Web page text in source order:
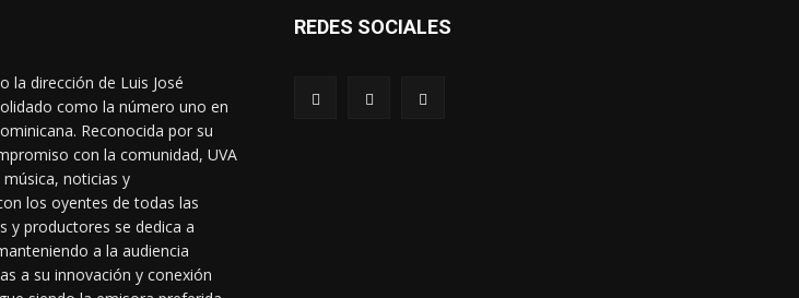
la dirección de Luis José
como la número uno en
Reconocida por su
con la comunidad, UVA
noticias y
los oyentes de todas las
y productores se dedica a
a la audiencia
a su innovación y conexión
REDES SOCIALES